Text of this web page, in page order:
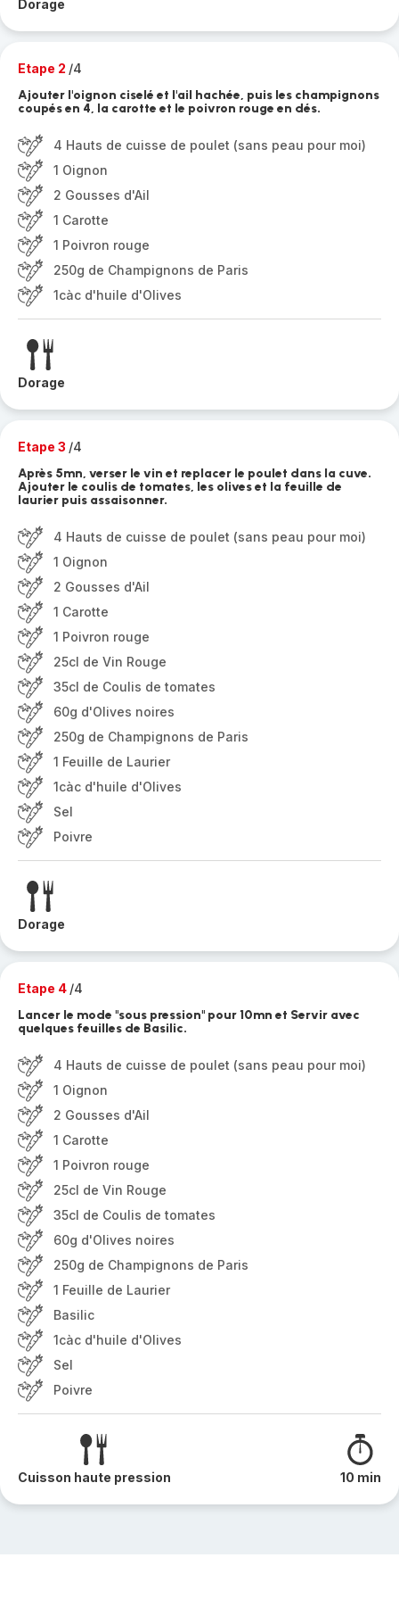
Dorage
Etape 2 /4
Ajouter l'oignon ciselé et l'ail hachée, puis les champignons
coupés en 4, la carotte et le poivron rouge en dés.
4 Hauts de cuisse de poulet (sans peau pour moi)
1 Oignon
2 Gousses d'Ail
1 Carotte
1 Poivron rouge
250g de Champignons de Paris
1càc d'huile d'Olives
Dorage
Etape 3 /4
Après 5mn, verser le vin et replacer le poulet dans la cuve.
Ajouter le coulis de tomates, les olives et la feuille de
laurier puis assaisonner.
4 Hauts de cuisse de poulet (sans peau pour moi)
1 Oignon
2 Gousses d'Ail
1 Carotte
1 Poivron rouge
25cl de Vin Rouge
35cl de Coulis de tomates
60g d'Olives noires
250g de Champignons de Paris
1 Feuille de Laurier
1càc d'huile d'Olives
Sel
Poivre
Dorage
Etape 4 /4
Lancer le mode "sous pression" pour 10mn et Servir avec
quelques feuilles de Basilic.
4 Hauts de cuisse de poulet (sans peau pour moi)
1 Oignon
2 Gousses d'Ail
1 Carotte
1 Poivron rouge
25cl de Vin Rouge
35cl de Coulis de tomates
60g d'Olives noires
250g de Champignons de Paris
1 Feuille de Laurier
Basilic
1càc d'huile d'Olives
Sel
Poivre
Cuisson haute pression 10 min